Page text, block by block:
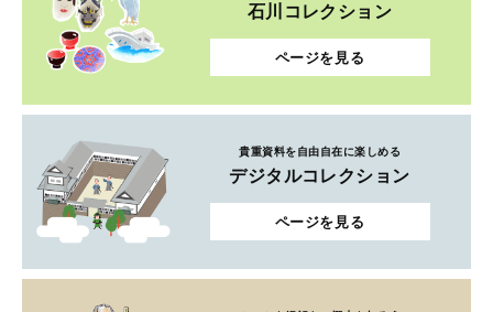
石川コレクション
ページを見る
貴重資料を自由自在に楽しめる
デジタルコレクション
ページを見る